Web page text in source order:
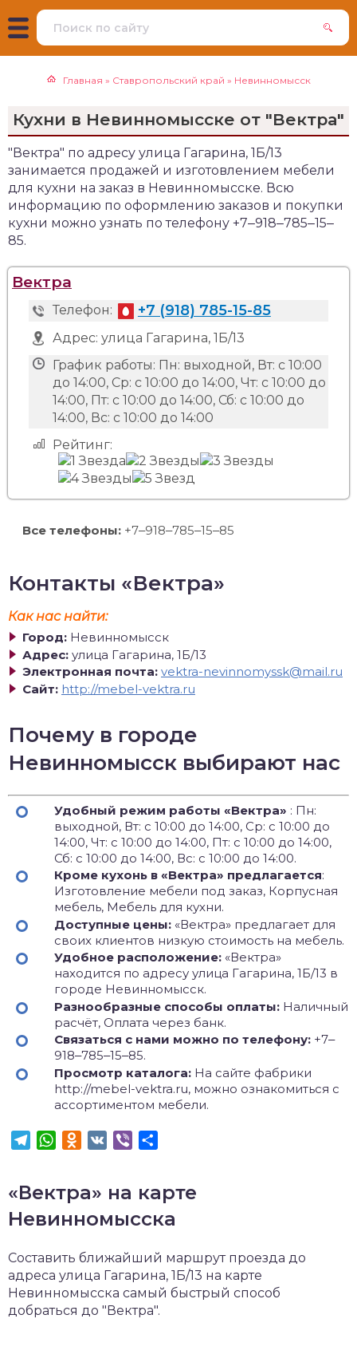
Главная » Ставропольский край » Невинномысск
Кухни в Невинномысске от "Вектра"
"Вектра" по адресу улица Гагарина, 1Б/13
занимается продажей и изготовлением мебели
для кухни на заказ в Невинномысске. Всю
информацию по оформлению заказов и покупки
кухни можно узнать по телефону +7‒918‒785‒15‒
85.
Вектра
Телефон: +7 (918) 785-15-85
Адрес: улица Гагарина, 1Б/13
График работы: Пн: выходной, Вт: с 10:00
до 14:00, Ср: с 10:00 до 14:00, Чт: с 10:00 до
14:00, Пт: с 10:00 до 14:00, Сб: с 10:00 до
14:00, Вс: с 10:00 до 14:00
Рейтинг:
Все телефоны: +7‒918‒785‒15‒85
Контакты «Вектра»
Как нас найти:
Город: Невинномысск
Адрес: улица Гагарина, 1Б/13
Электронная почта: vektra-nevinnomyssk@mail.ru
Сайт: http://mebel-vektra.ru
Почему в городе
Невинномысск выбирают нас
Удобный режим работы «Вектра» : Пн:
выходной, Вт: с 10:00 до 14:00, Ср: с 10:00 до
14:00, Чт: с 10:00 до 14:00, Пт: с 10:00 до 14:00,
Сб: с 10:00 до 14:00, Вс: с 10:00 до 14:00.
Кроме кухонь в «Вектра» предлагается:
Изготовление мебели под заказ, Корпусная
мебель, Мебель для кухни.
Доступные цены: «Вектра» предлагает для
своих клиентов низкую стоимость на мебель.
Удобное расположение: «Вектра»
находится по адресу улица Гагарина, 1Б/13 в
городе Невинномысск.
Разнообразные способы оплаты: Наличный
расчёт, Оплата через банк.
Связаться с нами можно по телефону: +7‒
918‒785‒15‒85.
Просмотр каталога: На сайте фабрики
http://mebel-vektra.ru, можно ознакомиться с
ассортиментом мебели.
TelegramWhatsApp
Odnoklassniki
VK Viber
«Вектра» на карте
Невинномысска
Составить ближайший маршрут проезда до
адреса улица Гагарина, 1Б/13 на карте
Невинномысска самый быстрый способ
добраться до "Вектра".